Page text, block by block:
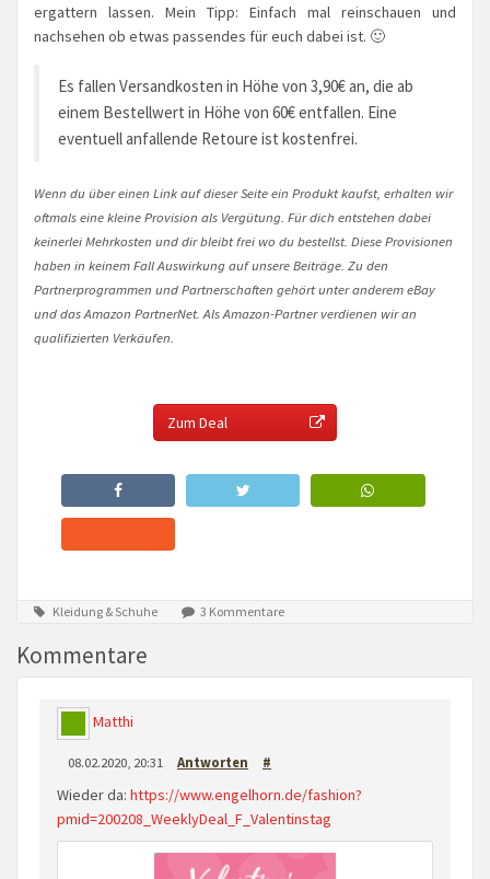
ergattern lassen. Mein Tipp: Einfach mal reinschauen und
nachsehen ob etwas passendes für euch dabei ist. 🙂
Es fallen Versandkosten in Höhe von 3,90€ an, die ab
einem Bestellwert in Höhe von 60€ entfallen. Eine
eventuell anfallende Retoure ist kostenfrei.
Wenn du über einen Link auf dieser Seite ein Produkt kaufst, erhalten wir
oftmals eine kleine Provision als Vergütung. Für dich entstehen dabei
keinerlei Mehrkosten und dir bleibt frei wo du bestellst. Diese Provisionen
haben in keinem Fall Auswirkung auf unsere Beiträge. Zu den
Partnerprogrammen und Partnerschaften gehört unter anderem eBay
und das Amazon PartnerNet. Als Amazon-Partner verdienen wir an
qualifizierten Verkäufen.
Zum Deal
Kleidung & Schuhe 3 Kommentare
Kommentare
Matthi
08.02.2020, 20:31 Antworten #
Wieder da: https://www.engelhorn.de/fashion?
pmid=200208_WeeklyDeal_F_Valentinstag